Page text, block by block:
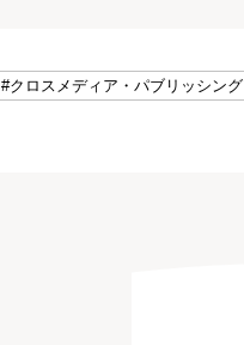
#クロスメディア・パブリッシング